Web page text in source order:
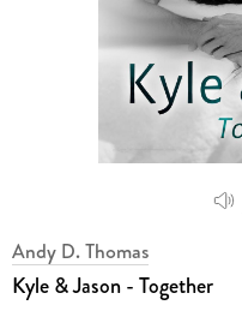
Andy D. Thomas
Kyle & Jason - Together